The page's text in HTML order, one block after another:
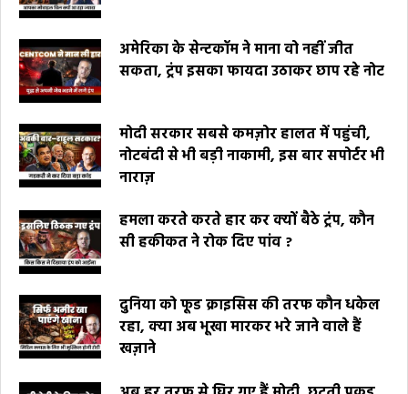
अमेरिका के सेन्टकॉम ने माना वो नहीं जीत
सकता, ट्रंप इसका फायदा उठाकर छाप रहे नोट
मोदी सरकार सबसे कमज़ोर हालत में पहुंची,
नोटबंदी से भी बड़ी नाकामी, इस बार सपोर्टर भी
नाराज़
हमला करते करते हार कर क्यों बैठे ट्रंप, कौन
सी हकीकत ने रोक दिए पांव ?
दुनिया को फूड क्राइसिस की तरफ कौन धकेल
रहा, क्या अब भूखा मारकर भरे जाने वाले हैं
खज़ाने